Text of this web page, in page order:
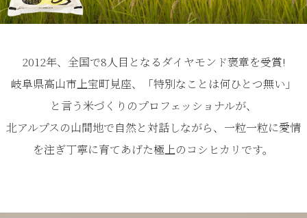
2012年、全国で8人目となるダイヤモンド褒章を受賞!
岐阜県高山市上宝町見座、「特別なことは何ひとつ無い」
と言う米づくりのプロフェッショナルが、
北アルプスの山間地で自然と対話しながら、一粒一粒に愛情
を注ぎ丁寧に育てあげた極上のコシヒカリです。